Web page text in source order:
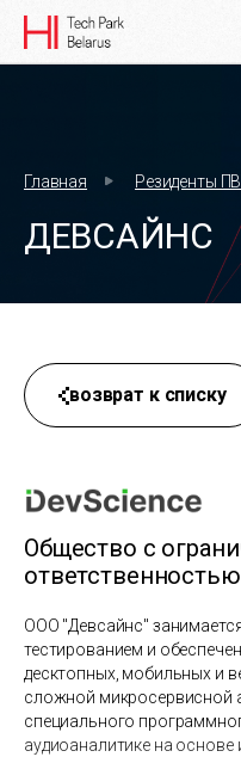
Главная Резиденты
ДЕВСАЙНС
Общество с
ООО "Девсайнс"
тестированием и
десктопных, мобильных и
сложной микросервисной
специального
аудиоаналитике на основе
возврат к списку